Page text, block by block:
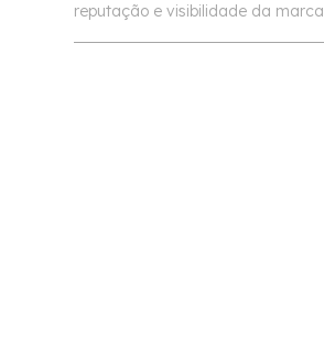
reputação e visibilidade da marca